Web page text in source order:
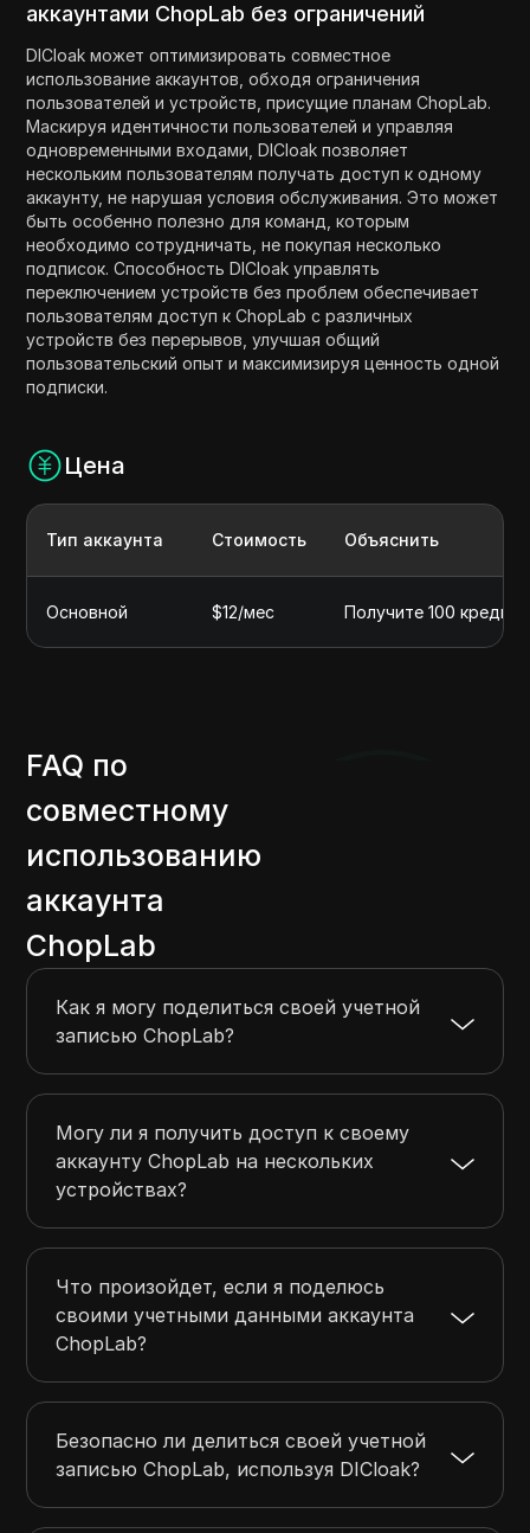
аккаунтами ChopLab без ограничений
DICloak может оптимизировать совместное
использование аккаунтов, обходя ограничения
пользователей и устройств, присущие планам ChopLab.
Маскируя идентичности пользователей и управляя
одновременными входами, DICloak позволяет
нескольким пользователям получать доступ к одному
аккаунту, не нарушая условия обслуживания. Это может
быть особенно полезно для команд, которым
необходимо сотрудничать, не покупая несколько
подписок. Способность DICloak управлять
переключением устройств без проблем обеспечивает
пользователям доступ к ChopLab с различных
устройств без перерывов, улучшая общий
пользовательский опыт и максимизируя ценность одной
подписки.
Цена
Тип аккаунта Стоимость Объяснить
Основной $12/мес Получите 100
FAQ по
совместному
использованию
аккаунта
ChopLab
Как я могу поделиться своей учетной
записью ChopLab?
Могу ли я получить доступ к своему
аккаунту ChopLab на нескольких
устройствах?
Что произойдет, если я поделюсь
своими учетными данными аккаунта
ChopLab?
Безопасно ли делиться своей учетной
записью ChopLab, используя DICloak?